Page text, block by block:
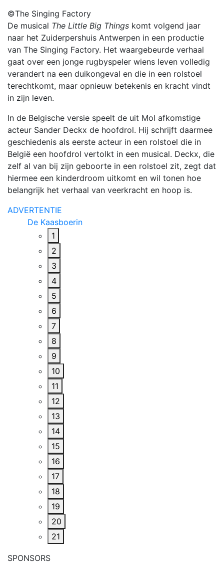
©The Singing Factory
De musical The Little Big Things komt volgend jaar
naar het Zuiderpershuis Antwerpen in een productie
van The Singing Factory. Het waargebeurde verhaal
gaat over een jonge rugbyspeler wiens leven volledig
verandert na een duikongeval en die in een rolstoel
terechtkomt, maar opnieuw betekenis en kracht vindt
in zijn leven.
In de Belgische versie speelt de uit Mol afkomstige
acteur Sander Deckx de hoofdrol. Hij schrijft daarmee
geschiedenis als eerste acteur in een rolstoel die in
België een hoofdrol vertolkt in een musical. Deckx, die
zelf al van bij zijn geboorte in een rolstoel zit, zegt dat
hiermee een kinderdroom uitkomt en wil tonen hoe
belangrijk het verhaal van veerkracht en hoop is.
ADVERTENTIE
De Pluimhoeve
1
2
3
4
5
6
7
8
9
10
11
12
13
14
15
16
17
18
19
20
21
SPONSORS